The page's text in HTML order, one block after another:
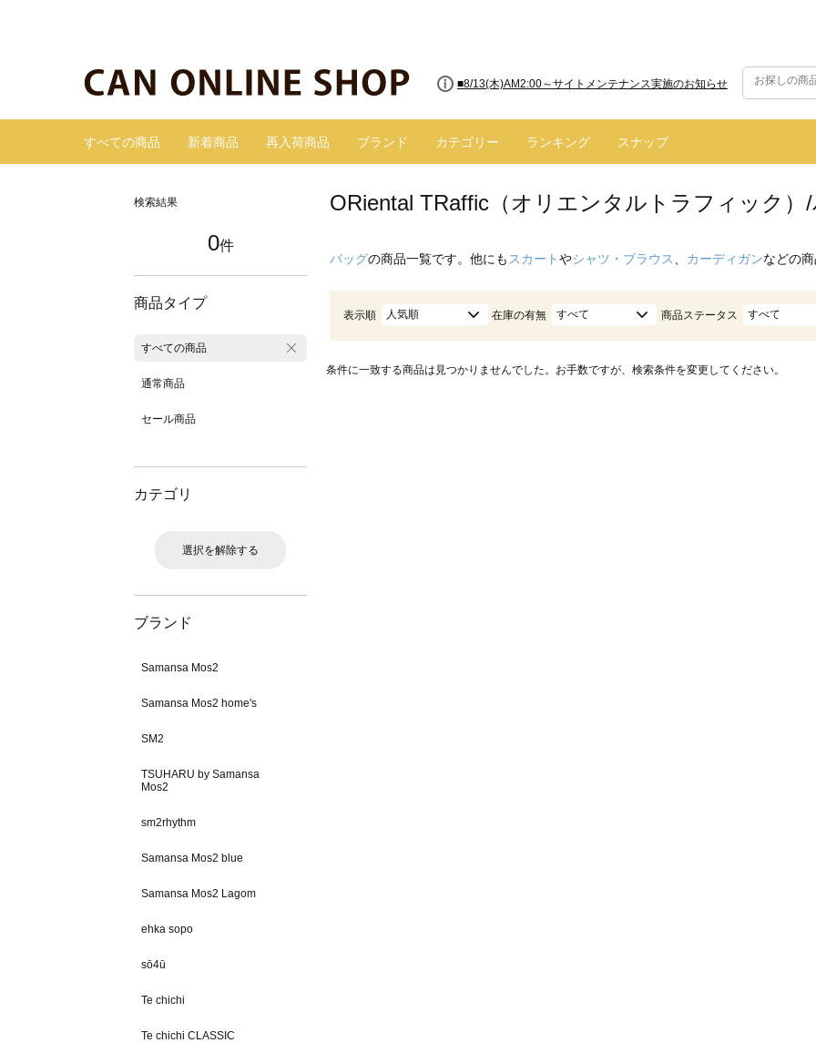
■8/13(木)AM2:00～サイトメンテナンス実施のお知らせ
すべての商品 新着商品 再入荷商品 ブランド カテゴリー ランキング スナップ
検索結果
0件
商品タイプ
すべての商品
通常商品
セール商品
カテゴリ
選択を解除する
ブランド
Samansa Mos2
Samansa Mos2 home's
SM2
TSUHARU by Samansa
Mos2
sm2rhythm
Samansa Mos2 blue
Samansa Mos2 Lagom
ehka sopo
sō4ū
Te chichi
Te chichi CLASSIC
ORiental TRaffic（オリエンタルトラフィック）
バッグの商品一覧です。他にも スカートやシャツ・ブラウス カーディガンなどの
表示順 人気順 在庫の有無 すべて 商品ステータス すべて
条件に一致する商品は見つかりませんでした。お手数ですが、検索条件を変更してください。